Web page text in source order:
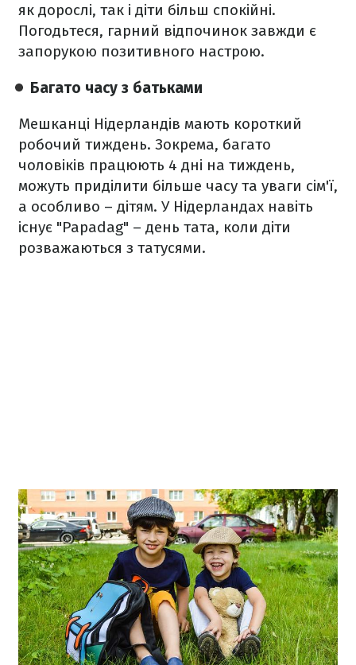
як дорослі, так і діти більш спокійні.
Погодьтеся, гарний відпочинок завжди є
запорукою позитивного настрою.
Багато часу з батьками
Мешканці Нідерландів мають короткий
робочий тиждень. Зокрема, багато
чоловіків працюють 4 дні на тиждень,
можуть приділити більше часу та уваги сім'ї,
а особливо – дітям. У Нідерландах навіть
існує "Papadag" – день тата, коли діти
розважаються з татусями.